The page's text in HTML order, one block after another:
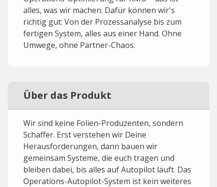
alles, was wir machen. Dafür können wir's
richtig gut: Von der Prozessanalyse bis zum
fertigen System, alles aus einer Hand. Ohne
Umwege, ohne Partner-Chaos.
Über das Produkt
Wir sind keine Folien-Produzenten, sondern
Schaffer. Erst verstehen wir Deine
Herausforderungen, dann bauen wir
gemeinsam Systeme, die euch tragen und
bleiben dabei, bis alles auf Autopilot läuft. Das
Operations-Autopilot-System ist kein weiteres